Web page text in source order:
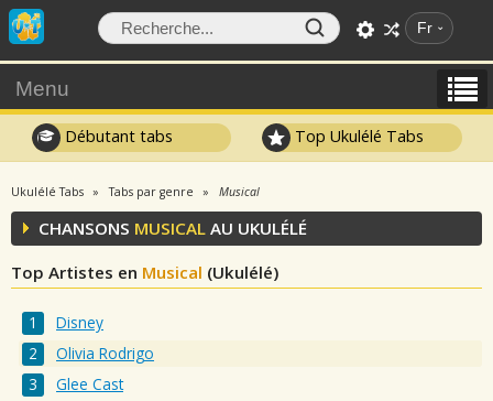
Fr
Menu
Débutant tabs Top Ukulélé Tabs
Ukulélé Tabs Tabs par genre Musical
CHANSONS MUSICAL AU UKULÉLÉ
Top Artistes en Musical (Ukulélé)
Disney
Olivia Rodrigo
Glee Cast